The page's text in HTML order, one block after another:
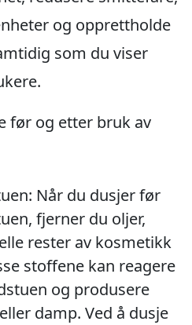
og opprettholde
som du viser
før og etter bruk av
Når du dusjer før
fjerner du oljer,
rester av kosmetikk
stoffene kan reagere
og produsere
damp. Ved å dusje